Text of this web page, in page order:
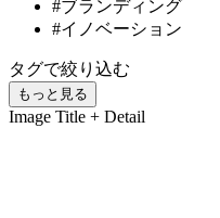
#ブランディング
#イノベーション
タグで絞り込む
もっと見る
Image Title + Detail